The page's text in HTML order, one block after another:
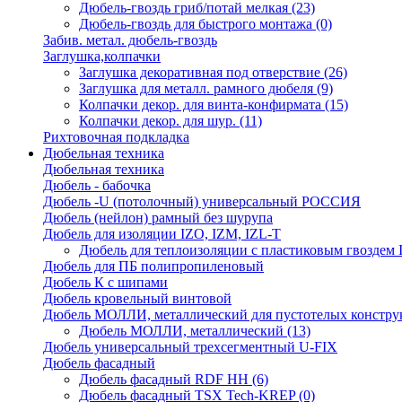
Дюбель-гвоздь гриб/потай мелкая (23)
Дюбель-гвоздь для быстрого монтажа (0)
Забив. метал. дюбель-гвоздь
Заглушка,колпачки
Заглушка декоративная под отверствие (26)
Заглушка для металл. рамного дюбеля (9)
Колпачки декор. для винта-конфирмата (15)
Колпачки декор. для шур. (11)
Рихтовочная подкладка
Дюбельная техника
Дюбельная техника
Дюбель - бабочка
Дюбель -U (потолочный) универсальный РОССИЯ
Дюбель (нейлон) рамный без шурупа
Дюбель для изоляции IZO, IZM, IZL-T
Дюбель для теплоизоляции с пластиковым гвоздем
Дюбель для ПБ полипропиленовый
Дюбель К с шипами
Дюбель кровельный винтовой
Дюбель МОЛЛИ, металлический для пустотелых
Дюбель МОЛЛИ, металлический (13)
Дюбель универсальный трехсегментный U-FIX
Дюбель фасадный
Дюбель фасадный RDF НН (6)
Дюбель фасадный TSX Tech-KREP(0)